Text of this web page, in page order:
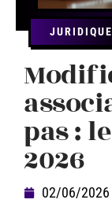
JURIDIQUE
pas :
2026
02/06/2026